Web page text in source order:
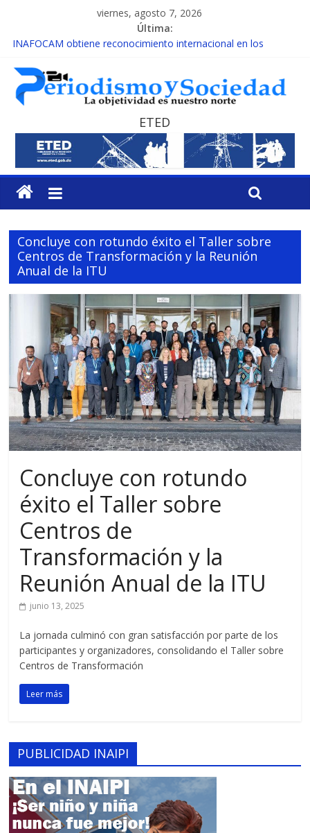
viernes, agosto 7, 2026
Última:
INAFOCAM obtiene reconocimiento internacional en los
15 de febrero de cada año es Día Nacional de la lucha contra el
cáncer infantil
EL ENFOQUE UNILATERAL DE LA COALICIÓN
MESCyT y Universidad Albizu apoyarán rehabilitación de
reclusos
MESCyT presenta calendario de Consulta Nacional por la
Educación
ETED
Concluye con rotundo éxito el Taller sobre
Centros de Transformación y la Reunión
Anual de la ITU
Concluye con rotundo
éxito el Taller sobre
Centros de
Transformación y la
Reunión Anual de la ITU
junio 13, 2025
La jornada culminó con gran satisfacción por parte de los
participantes y organizadores, consolidando el Taller sobre
Centros de Transformación
Leer más
PUBLICIDAD INAIPI